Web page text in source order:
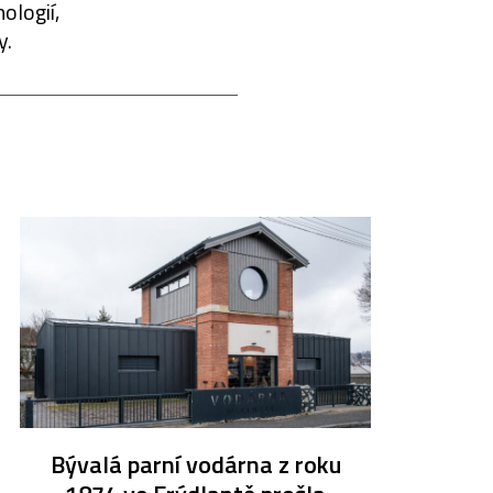
Bývalá parní vodárna z roku